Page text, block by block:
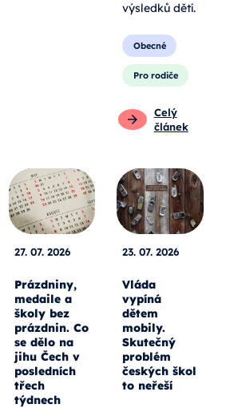
výsledků dětí.
Obecné
Pro rodiče
Celý
článek
27. 07. 2026
Prázdniny,
medaile a
školy bez
prázdnin. Co
se dělo na
jihu Čech v
posledních
třech
týdnech
23. 07. 2026
Vláda
vypíná
dětem
mobily.
Skutečný
problém
českých škol
to neřeší